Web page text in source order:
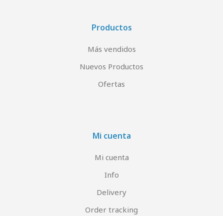
Productos
Más vendidos
Nuevos Productos
Ofertas
Mi cuenta
Mi cuenta
Info
Delivery
Order tracking